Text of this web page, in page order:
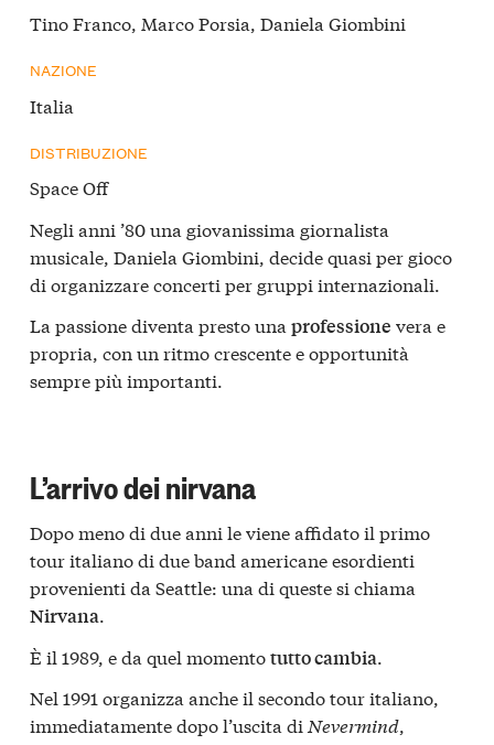
Tino Franco, Marco Porsia, Daniela Giombini
NAZIONE
Italia
DISTRIBUZIONE
Space Off
Negli anni ’80 una giovanissima giornalista
musicale, Daniela Giombini, decide quasi per gioco
di organizzare concerti per gruppi internazionali.
La passione diventa presto una professione vera e
propria, con un ritmo crescente e opportunità
sempre più importanti.
L’arrivo dei nirvana
Dopo meno di due anni le viene affidato il primo
tour italiano di due band americane esordienti
provenienti da Seattle: una di queste si chiama
Nirvana.
È il 1989, e da quel momentotutto cambia.
Nel 1991 organizza anche il secondo tour italiano,
immediatamente dopo l’uscita di Nevermind,